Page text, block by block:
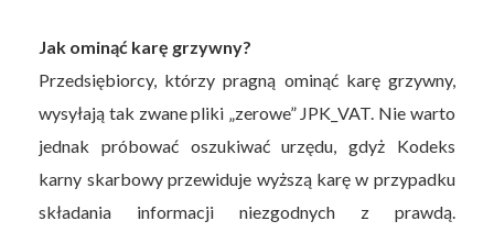
Jak ominąć karę grzywny?
Przedsiębiorcy, którzy pragną ominąć karę grzywny,
wysyłają tak zwane pliki „zerowe” JPK_VAT. Nie warto
jednak próbować oszukiwać urzędu, gdyż Kodeks
karny skarbowy przewiduje wyższą karę w przypadku
składania informacji niezgodnych z prawdą.